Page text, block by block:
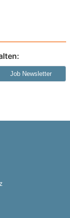
Job Newsletter